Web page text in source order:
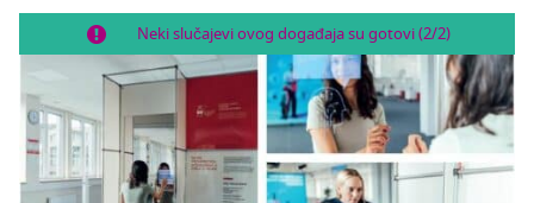
Neki slučajevi ovog događaja su gotovi (2/2)